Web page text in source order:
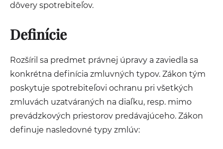
dôvery spotrebiteľov.
Definície
Rozšíril sa predmet právnej úpravy a zaviedla sa
konkrétna definícia zmluvných typov. Zákon tým
poskytuje spotrebiteľovi ochranu pri všetkých
zmluvách uzatváraných na diaľku, resp. mimo
prevádzkových priestorov predávajúceho. Zákon
definuje nasledovné typy zmlúv: